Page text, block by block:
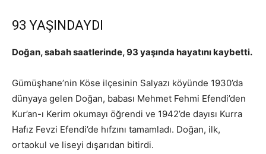
93 YAŞINDAYDI
Doğan, sabah saatlerinde, 93 yaşında hayatını kaybetti.
Gümüşhane’nin Köse ilçesinin Salyazı köyünde 1930’da
dünyaya gelen Doğan, babası Mehmet Fehmi Efendi’den
Kur’an-ı Kerim okumayı öğrendi ve 1942’de dayısı Kurra
Hafız Fevzi Efendi’de hıfzını tamamladı. Doğan, ilk,
ortaokul ve liseyi dışarıdan bitirdi.